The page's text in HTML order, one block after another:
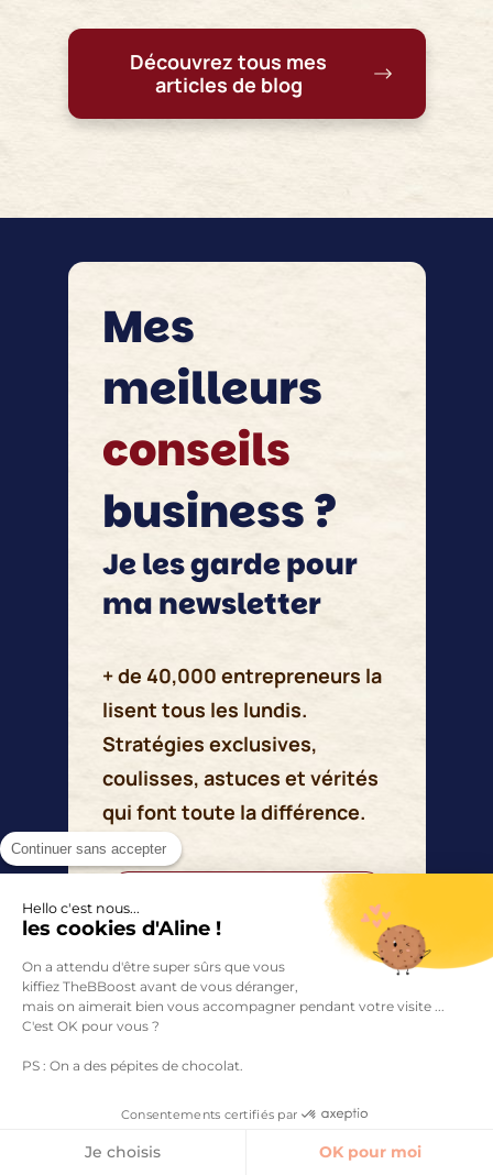
Continuer sans accepter
Hello c'est nous...
les cookies d'Aline !
On a attendu d'être super sûrs que vous
kiffiez TheBBoost avant de vous déranger,
mais on aimerait bien vous accompagner pendant votre visite ...
C'est OK pour vous ?
PS : On a des pépites de chocolat.
Consentements certifiés par
Je choisis OK pour moi
Découvrez tous mes
articles de blog
Mes
meilleurs
conseils
business ?
Je les garde pour
manewsletter
+ de 40,000 entrepreneurs la
lisent tous les lundis.
Stratégies exclusives,
coulisses, astuces et vérités
qui font toute la différence.
Je m'inscris